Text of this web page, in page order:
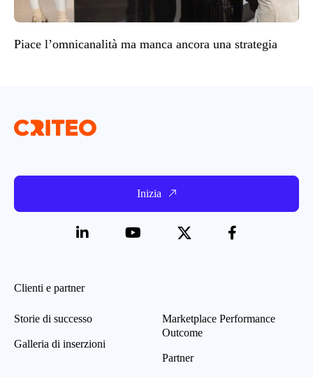
Piace l’omnicanalità ma manca ancora una strategia
Inizia
Clienti e partner
Storie di successo
Galleria di inserzioni
Marketplace Performance
Outcome
Partner